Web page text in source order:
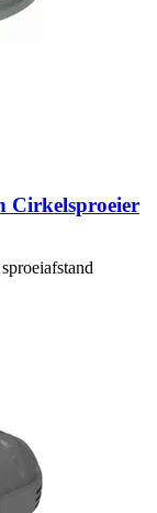
Cirkelsproeier